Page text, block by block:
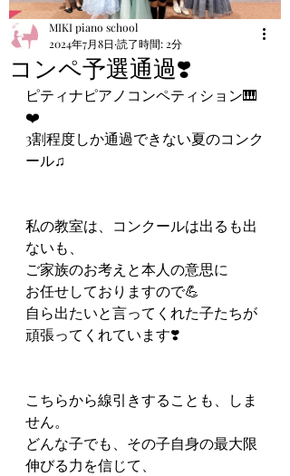
コンペ予選通過❣️
MIKI piano school
2024年7月8日 読了時間: 2分
ピティナピアノコンペティション🎹
❤️
3割程度しか通過できない夏のコンク
ール♫
私の教室は、コンクールは出るも出
ないも、
ご家族のお考えと本人の意思に
お任せしておりますので💪
自ら出たいと言ってくれた子たちが
頑張ってくれています❣️
こちらから線引きすることも、しま
せん。
どんな子でも、その子自身の最大限
伸びる力を信じて、